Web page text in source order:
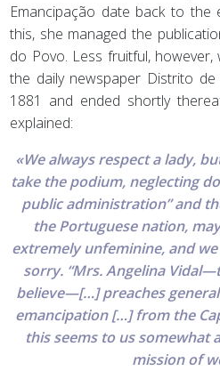
Emancipação date back to
this, she managed the
do Povo. Less fruitful,
the daily newspaper Distrito
1881 and ended shortly
explained:
«We always respect a lady,
take the podium, neglecting
public administration” and
the Portuguese nation,
extremely unfeminine, and
sorry. “Mrs. Angelina
believe—[…] preaches
emancipation […] from the
this seems to us somewhat
mission of